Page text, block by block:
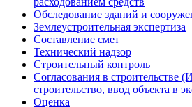
Обследование зданий и
Землеустроительная экспертиза
Составление смет
Технический надзор
Строительный контроль
Согласования в строительстве
строительство, ввод объекта в
Оценка